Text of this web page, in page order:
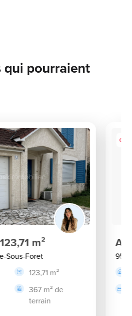
qui pourraient
m²
Sous-Foret
123,71 m²
367 m² de
terrain